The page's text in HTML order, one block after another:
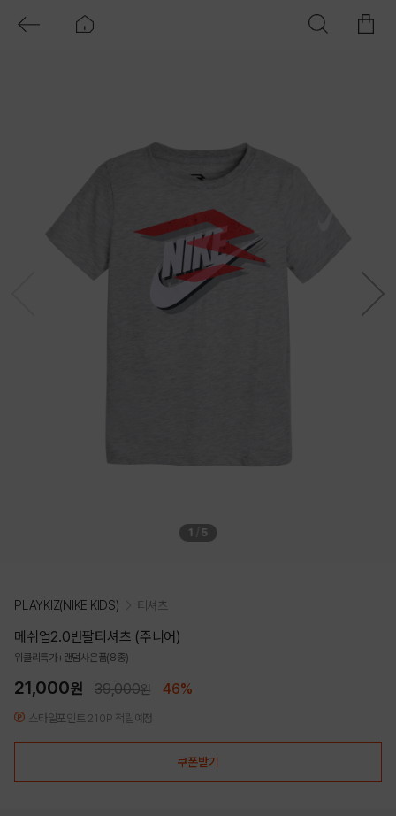
1 5
PLAYKIZ(NIKE KIDS) 티셔츠
메쉬업2.0반팔티셔츠 (주니어)
위클리특가+랜덤사은품(8종)
21,000원 39,000원 46%
스타일포인트 210P 적립예정
쿠폰받기